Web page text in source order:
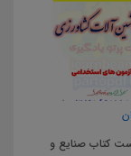
کتاب صنایع و